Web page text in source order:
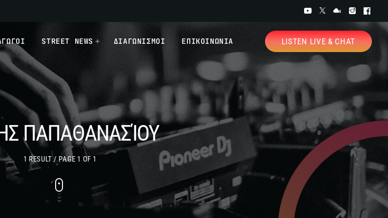
STREET NEWS ΔΙΑΓΩΝΙΣΜΟΙ ΕΠΙΚΟΙΝΩΝΙΑ LISTEN LIVE & CHAT
ΠΑΠΑΘΑΝΑΣΊΟΥ
1 RESULT / PAGE 1 OF 1